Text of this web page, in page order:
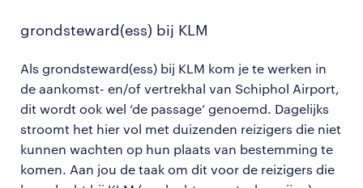
grondsteward(ess) bij KLM
Als grondsteward(ess) bij KLM kom je te werken in
de aankomst- en/of vertrekhal van Schiphol Airport,
dit wordt ook wel ‘de passage’ genoemd. Dagelijks
stroomt het hier vol met duizenden reizigers die niet
kunnen wachten op hun plaats van bestemming te
komen. Aan jou de taak om dit voor de reizigers die